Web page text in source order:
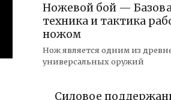
Ножевой бой —
техника и тактика
ножом
Нож является одним из
универсальных оружий
Силовое